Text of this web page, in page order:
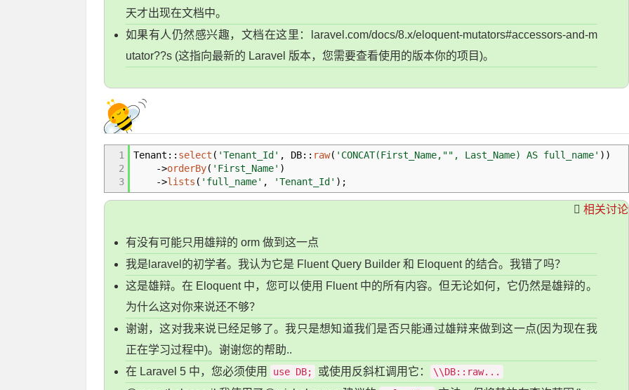
天才出现在文档中。
如果有人仍然感兴趣，文档在这里：laravel.com/docs/8.x/eloquent-mutators#accessors-and-m
utator??s (这指向最新的 Laravel 版本，您需要查看使用的版本你的项目)。
1
2
3
Tenant :: select ( 'Tenant_Id' , DB:: raw( 'CONCAT(First_Name,"", Last_Name) AS full_name' ) )
->orderBy( 'First_Name' )
->lists ( 'full_name' , 'Tenant_Id' ) ;
相关讨论
有没有可能只用雄辩的 orm 做到这一点
我是laravel的初学者。我认为它是 Fluent Query Builder 和 Eloquent 的结合。我错了吗？
这是雄辩。在 Eloquent 中，您可以使用 Fluent 中的所有内容。但无论如何，它仍然是雄辩的。
为什么这对你来说还不够？
谢谢，这对我来说已经足够了。我只是想知道我们是否只能通过雄辩来做到这一点(因为现在我
正在学习过程中)。谢谢您的帮助..
在 Laravel 5 中，您必须使用
use DB; 或使用反斜杠调用它： \\DB::raw...